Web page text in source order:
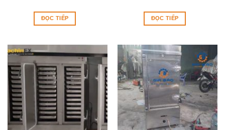
ĐỌC TIẾP ĐỌC TIẾP